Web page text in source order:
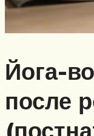
Йога-
после